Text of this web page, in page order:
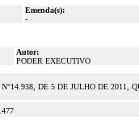
Emenda(s):
-
Autor:
PODER EXECUTIVO
DE 5 DE JULHO DE